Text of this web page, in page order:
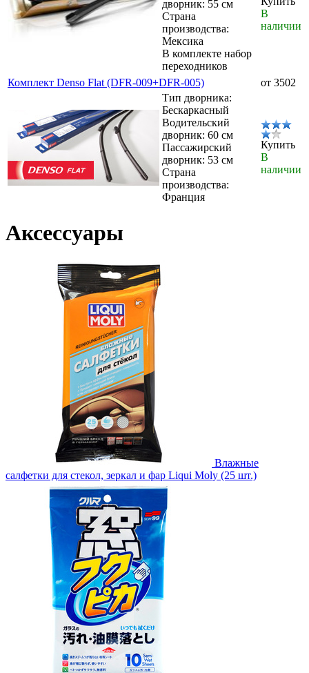
дворник: 55 см
Страна
производства:
Мексика
В комплекте набор
переходников
В
наличии
Комплект Denso Flat (DFR-009+DFR-005)
от 3502
Тип дворника:
Бескаркасный
Водительский
дворник: 60 см
Пассажирский
дворник: 53 см
Страна
производства:
Франция
Купить
В
наличии
Аксессуары
Влажные
салфетки для стекол, зеркал и фар Liqui Moly (25 шт.)